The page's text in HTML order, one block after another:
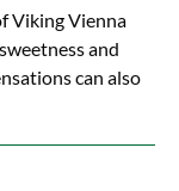
Viking Vienna
and
can also